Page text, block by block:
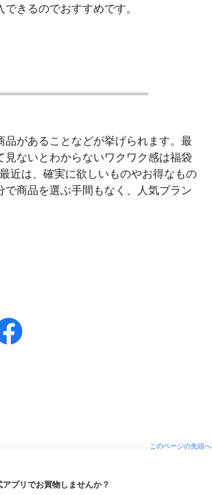
きるのでおすすめです。
があることなどが挙げられます。最
ないとわからないワクワク感は福袋
近は、確実に欲しいものやお得なもの
商品を選ぶ手間もなく、人気ブラン
このページの先頭へ
アプリでお買物しませんか？